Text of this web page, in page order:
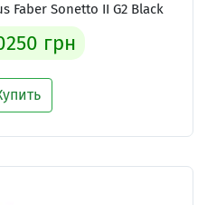
Faber Sonetto II G2 Black
грн